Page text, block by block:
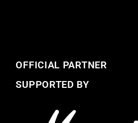
OFFICIAL PARTNER
SUPPORTED BY